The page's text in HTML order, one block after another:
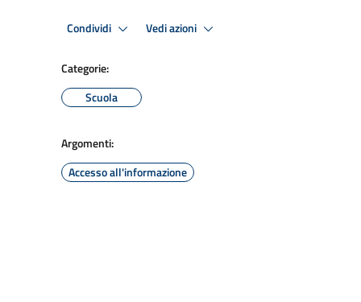
Condividi Vedi azioni
Categorie:
Scuola
Argomenti:
Accesso all'informazione